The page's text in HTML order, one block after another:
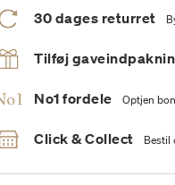
30 dages returret
Tilføj
No1 fordele Optjen
Click & Collect Bestil